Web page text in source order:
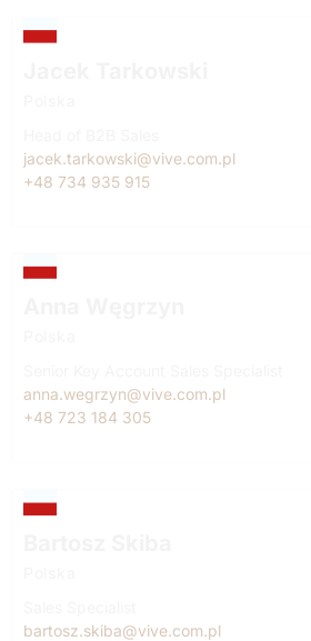
jacek.tarkowski@vive.com.pl
+48 734 935 915
anna.wegrzyn@vive.com.pl
+48 723 184 305
bartosz.skiba@vive.com.pl